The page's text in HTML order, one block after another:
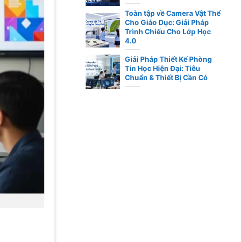
Toàn tập về Camera Vật Thể
Cho Giáo Dục: Giải Pháp
Trình Chiếu Cho Lớp Học
4.0
Giải Pháp Thiết Kế Phòng
Tin Học Hiện Đại: Tiêu
Chuẩn & Thiết Bị Cần Có